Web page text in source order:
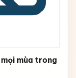
mùa trong